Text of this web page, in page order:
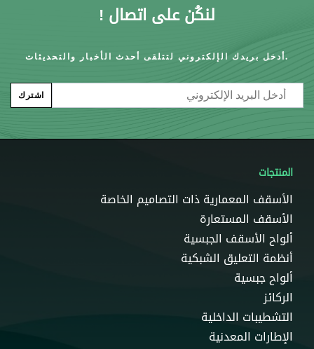
لنكُن على اتصال !
أدخل بريدك الإلكتروني لتتلقى أحدث الأخبار والتحديثات.
اشترك Email
المنتجات
الأسقف المعمارية ذات التصاميم الخاصة
الأسقف المستعارة
ألواح الأسقف الجبسية
أنظمة التعليق الشبكية
ألواح جبسية
الركائز
التشطيبات الداخلية
الإطارات المعدنية